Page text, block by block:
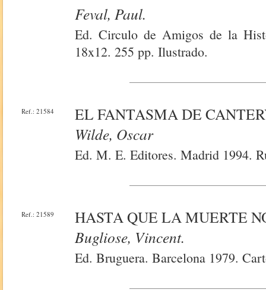
Feval, Paul.
Ed. Circulo de Amigos de la
18x12. 255 pp. Ilustrado.
Ref.: 21584
EL FANTASMA DE
Wilde, Oscar
Ed. M. E. Editores. Madrid 1994.
Ref.: 21589
HASTA QUE LA MUERTE
Bugliose, Vincent.
Ed. Bruguera. Barcelona 1979.